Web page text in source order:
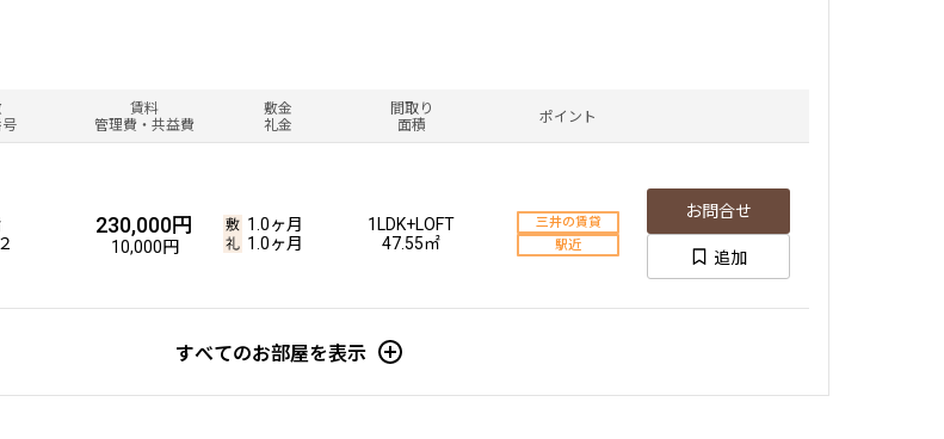
賃料
管理費・共益費
敷金
礼金
間取り
面積
ポイント
230,000円
10,000円
1.0ヶ月
1.0ヶ月
1LDK+LOFT
47.55㎡
三井の賃貸
駅近
お問合せ
追加
すべてのお部屋を表示